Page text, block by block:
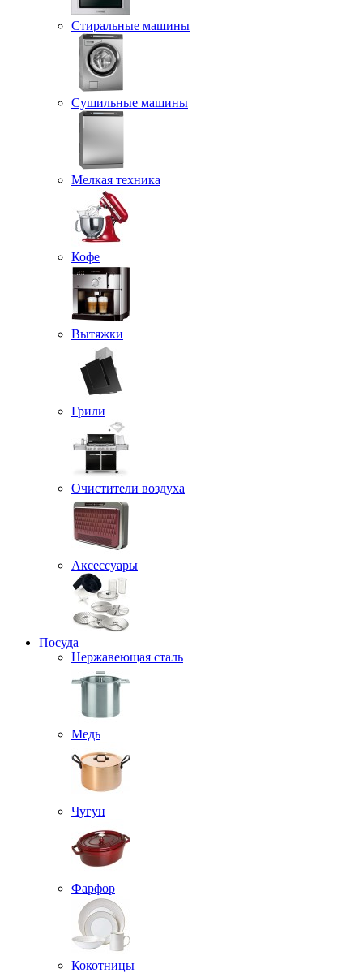
Стиральные машины
Сушильные машины
Мелкая техника
Кофе
Вытяжки
Грили
Очистители воздуха
Аксессуары
Посуда
Нержавеющая сталь
Медь
Чугун
Фарфор
Кокотницы